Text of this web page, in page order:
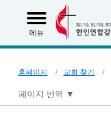
메뉴
홈페이지 교회 찾기
페이지 번역 ▼